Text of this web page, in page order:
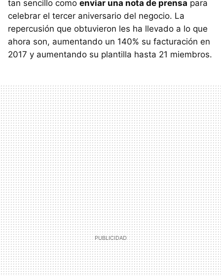
tan sencillo como enviar una nota de prensa para
celebrar el tercer aniversario del negocio. La
repercusión que obtuvieron les ha llevado a lo que
ahora son, aumentando un 140% su facturación en
2017 y aumentando su plantilla hasta 21 miembros.